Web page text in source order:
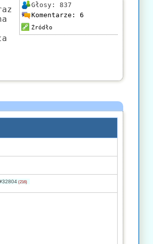
Głosy: 837
Komentarze: 6
Źródło
(216)